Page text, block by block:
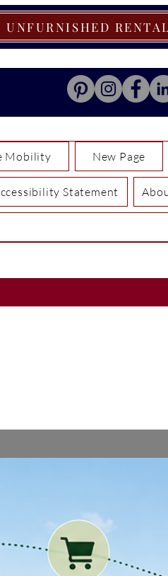
UNFURNISHED
Mobility New Page
Statement